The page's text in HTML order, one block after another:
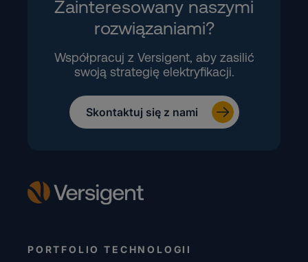
Zainteresowany naszymi
rozwiązaniami?
Współpracuj z Versigent, aby zasilić
swoją strategię elektryfikacji.
Skontaktuj się z nami
PORTFOLIO TECHNOLOGII